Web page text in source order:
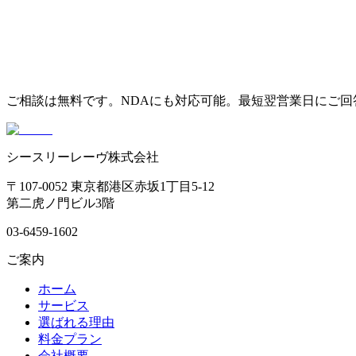
ご相談は無料です。NDAにも対応可能。最短翌営業日にご回
シースリーレーヴ株式会社
〒107-0052 東京都港区赤坂1丁目5-12
第二虎ノ門ビル3階
03-6459-1602
ご案内
ホーム
サービス
選ばれる理由
料金プラン